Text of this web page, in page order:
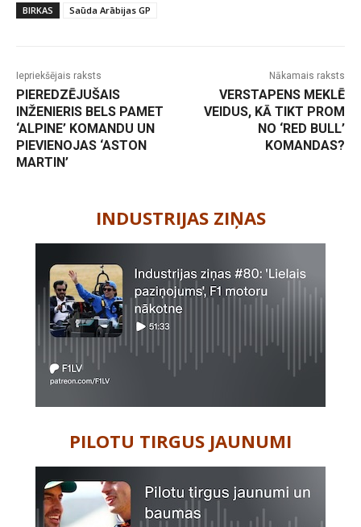
BIRKAS Saūda Arābijas GP
Iepriekšējais raksts
PIEREDZĒJUŠAIS
INŽENIERIS BELS PAMET
‘ALPINE’ KOMANDU UN
PIEVIENOJAS ‘ASTON
MARTIN’
Nākamais raksts
VERSTAPENS MEKLĒ
VEIDUS, KĀ TIKT PROM
NO ‘RED BULL’
KOMANDAS?
INDUSTRIJAS ZIŅAS
PILOTU TIRGUS JAUNUMI